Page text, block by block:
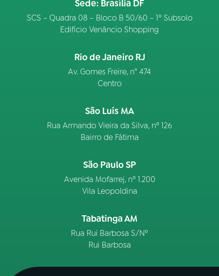
Sede: Brasília DF
SCS – Quadra 08 – Bloco B 50/60 – 1º Subsolo
Edifício Venâncio Shopping
Rio de Janeiro RJ
Av. Gomes Freire, n° 474
Centro
São Luís MA
Rua Armando Vieira da Silva, nº 126
Bairro de Fátima
São Paulo SP
Avenida Mofarrej, nº 1.200
Vila Leopoldina
Tabatinga AM
Rua Rui Barbosa S/Nº
Rui Barbosa